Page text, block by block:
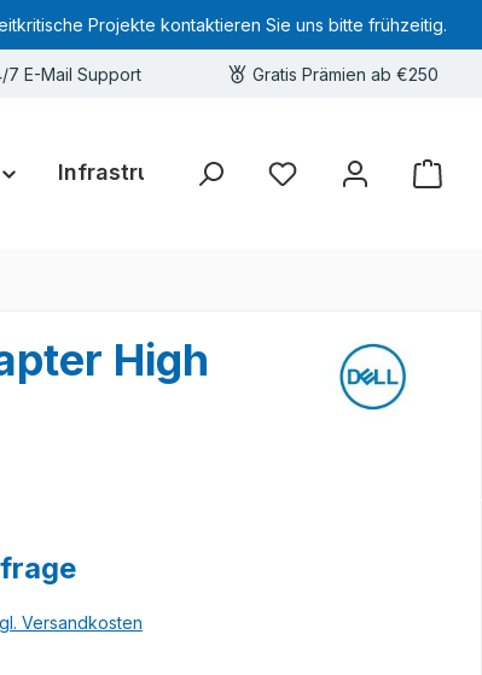
Projekte kontaktieren Sie uns bitte frühzeitig.
7 E-Mail Support Gratis Prämien ab €250
Infrastruktur Hardware-Deals
Sie haben 0 Produkte
High
Versandkosten